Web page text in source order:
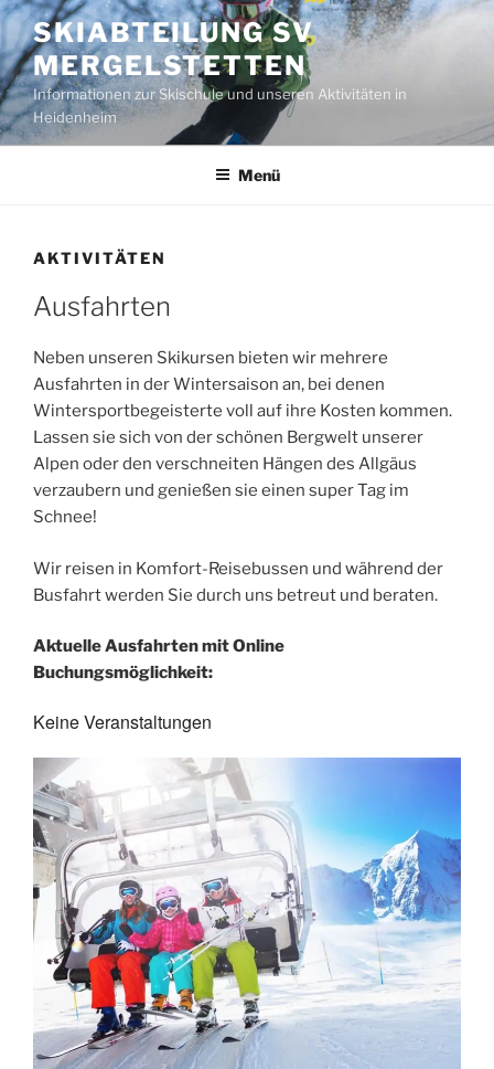
Zum
Inhalt
springen
SKIABTEILUNG SV
MERGELSTETTEN
Informationen zur Skischule und unseren Aktivitäten in
Heidenheim
Menü
AKTIVITÄTEN
Ausfahrten
Neben unseren Skikursen bieten wir mehrere
Ausfahrten in der Wintersaison an, bei denen
Wintersportbegeisterte voll auf ihre Kosten kommen.
Lassen sie sich von der schönen Bergwelt unserer
Alpen oder den verschneiten Hängen des Allgäus
verzaubern und genießen sie einen super Tag im
Schnee!
Wir reisen in Komfort-Reisebussen und während der
Busfahrt werden Sie durch uns betreut und beraten.
Aktuelle Ausfahrten mit Online
Buchungsmöglichkeit:
Keine Veranstaltungen